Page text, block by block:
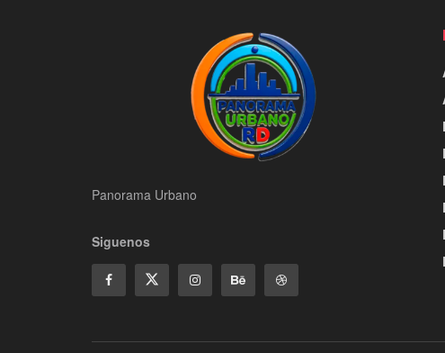
Panorama Urbano
Siguenos